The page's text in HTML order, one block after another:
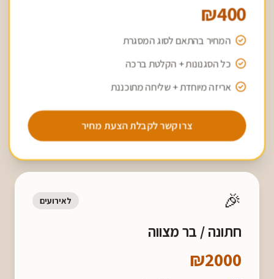
₪400
המחיר בהתאם לסוג המסגרת
כל הסגנונות + הקלטת ברכה
אריזה מיוחדת + שליחה מתוכננת
צרו קשר לקבלת הצעת מחיר
🎉 לאירועים
חתונה / בר מצווה
₪2000